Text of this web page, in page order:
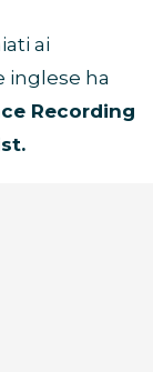
ai
inglese ha
Recording